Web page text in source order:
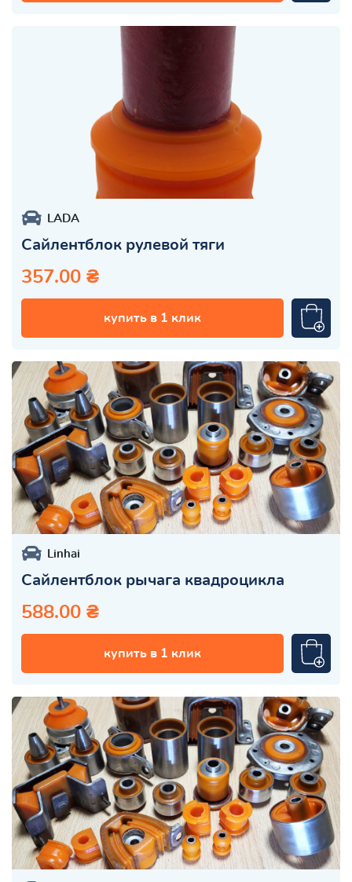
LADA
Сайлентблок рулевой тяги
357.00 ₴
купить в 1 клик
Linhai
Сайлентблок рычага квадроцикла
588.00 ₴
купить в 1 клик